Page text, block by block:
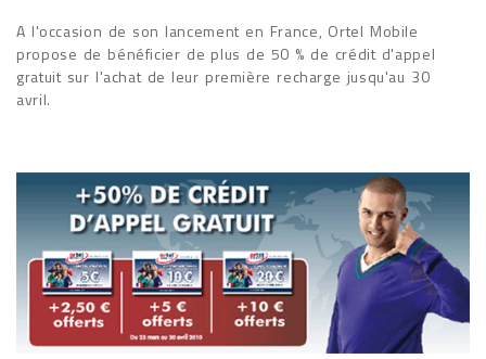
A l'occasion de son lancement en France, Ortel Mobile
propose de bénéficier de plus de 50 % de crédit d'appel
gratuit sur l'achat de leur première recharge jusqu'au 30
avril.